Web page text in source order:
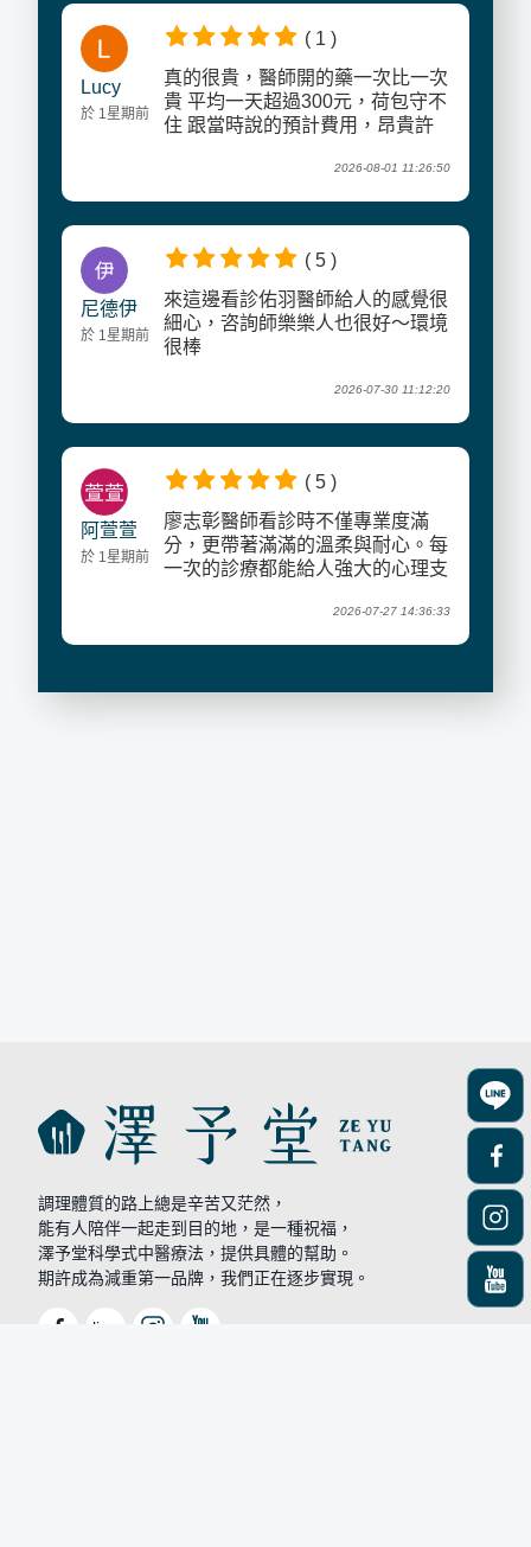
Lucy
於 1星期前
( 1 )
真的很貴，醫師開的藥一次比一次
貴 平均一天超過300元，荷包守不
住 跟當時說的預計費用，昂貴許
2026-08-01 11:26:50
尼德伊
於 1星期前
( 5 )
來這邊看診佑羽醫師給人的感覺很
細心，咨詢師樂樂人也很好～環境
很棒
2026-07-30 11:12:20
阿萱萱
於 1星期前
( 5 )
廖志彰醫師看診時不僅專業度滿
分，更帶著滿滿的溫柔與耐心。每
一次的診療都能給人強大的心理支
鬆自在、毫無壓力。2026-07-27 14:36:33
調理體質的路上總是辛苦又茫然，
能有人陪伴一起走到目的地，是一種祝福，
澤予堂科學式中醫療法，提供具體的幫助。
期許成為減重第一品牌，我們正在逐步實現。
line